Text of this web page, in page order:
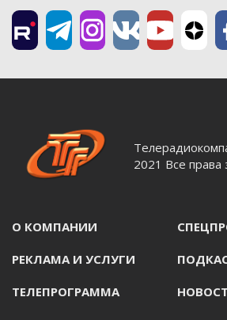
2021 Все
О КОМПАНИИ
РЕКЛАМА И УСЛУГИ
ТЕЛЕПРОГРАММА